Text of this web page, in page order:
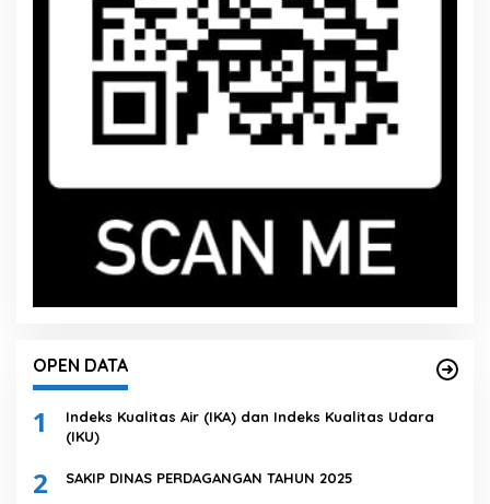
OPEN DATA
1
Indeks Kualitas Air (IKA) dan Indeks Kualitas Udara
(IKU)
2 SAKIP DINAS PERDAGANGAN TAHUN 2025